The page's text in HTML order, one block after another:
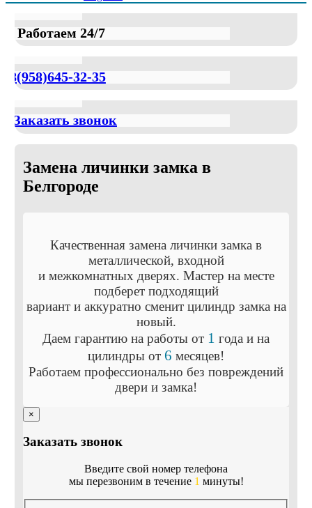
Работаем 24/7
8(958)645-32-35
Заказать звонок
Замена личинки замка в
Белгороде
Качественная замена личинки замка в
металлической, входной
и межкомнатных дверях. Мастер на месте
подберет подходящий
вариант и аккуратно сменит цилиндр замка на
новый.
Даем гарантию на работы от 1 года и на
цилиндры от 6 месяцев!
Работаем профессионально без повреждений
двери и замка!
×
Заказать звонок
Введите свой номер телефона
мы перезвоним в течение 1 минуты!